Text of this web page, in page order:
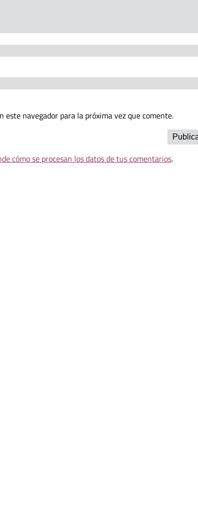
navegador para la próxima vez que comente.
cómo se procesan los datos de tus comentarios.